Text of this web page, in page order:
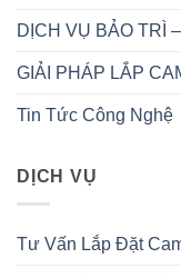
DỊCH VỤ BẢO TRÌ
GIẢI PHÁP LẮP
Tin Tức Công Nghệ
DỊCH VỤ
Tư Vấn Lắp Đặt